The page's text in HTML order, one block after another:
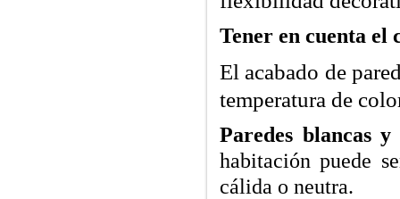
Tener en cuenta el
El acabado de
temperatura de
Paredes blancas
habitación puede
cálida o neutra.